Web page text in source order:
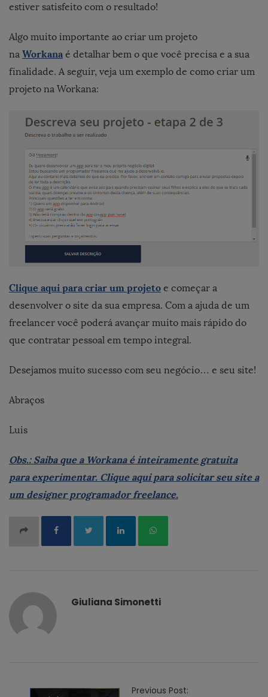
estiver satisfeito com o resultado!
Algo muito importante ao criar um projeto
na Workana é detalhar bem o que você precisa e a sua
finalidade. A seguir, veja um exemplo de como criar um
projeto na Workana:
Clique aqui para criar um projeto e começar a
desenvolver o site da sua empresa. Com a ajuda de um
freelancer você poderá avançar muito mais rápido do
que contratar pessoal em tempo integral.
Desejamos muito sucesso com seu negócio… e seu site!
Abraços
Luis
Obs.: Saiba que a Workana é inteiramente gratuita
para experimentar. Clique aquipara solicitarseu site a
um designer programador freelance.
Giuliana Simonetti
Previous Post: